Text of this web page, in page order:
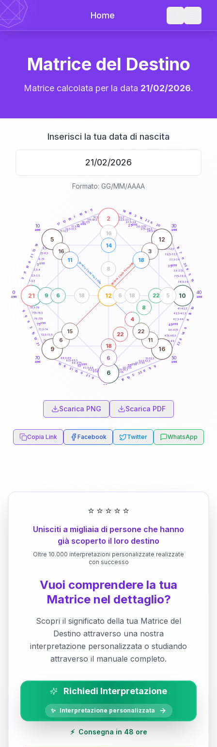
Home
Matrice del Destino
Matrice calcolata per la data 21/02/2026.
Inserisci la tua data di nascita
Formato: GG/MM/AAAA
generazione maschile generazione femminile
0
anni
10
anni
30
anni
40
anni
50
anni
60
70
anni
1-2,5
2,5-3,5
3,5-4
6-7,5
7,5-8,5
8,5-9
11-12,5
12,5-13,5
13,5-14
16-17,5
17,5-18,5
18,5-19
21-22,5
22,5-23,5
23,5-24
26-27,5
27,5-28,5
28,5-29
31-32,5
32,5-33,5
33,5-34
36-37,5
37,5-38,5
38,5-39
41-42,5
42,5-43,5
43,5-44
46-47,5
47,5-48,5
48,5-49
51-52,5
52,5-53,5
53,5-54
56-57,5
57,5-58,5
58,5-59
61-62,5
62,5-63,5
63,5-64
66-67,5
67,5-68,5
68,5-69
71-72,5
72,5-73,5
73,5-74
76-77,5
77,5-78,5
78,5-79
5
11
19
8
21
13
18
17
12
19 7
16 9
11 18
16 3
14
228
20
19
7
11
22
9
5
15
10
18
8
8
14
6
22
9
11
6
22
5
10
16
9
21
9
15
21
6
15
21
12
15
3
9
6
9
21
2
10
6
12
5 12
9 16
18
22
4
8
22
9
16
5
6
6
14
6 18
18
8
16
11
3
18
6
15
11
22
5anni
15 anni 25anni
35anni
45anni
55anni
65anni
75anni
Scarica PNG Scarica PDF
Copia Link Facebook Twitter WhatsApp
⭐ ⭐ ⭐ ⭐ ⭐
Unisciti a migliaia di persone che hanno
già scoperto il loro destino
Oltre 10.000 interpretazioni personalizzate realizzate
con successo
Vuoi comprendere la tua
Matrice nel dettaglio?
Scopri il significato della tua Matrice del
Destino attraverso una nostra
interpretazione personalizzata o studiando
attraverso il manuale completo.
Richiedi Interpretazione
✨ Interpretazione personalizzata
⚡ Consegna in 48 ore